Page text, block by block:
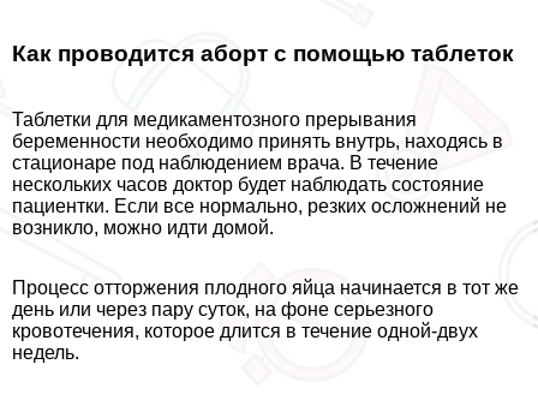
Как проводится aбopт с помощью таблеток
Таблетки для медикаментозного прерывания
беременности необходимо принять внутрь, находясь в
стационаре под наблюдением врача. В течение
нескольких часов доктор будет наблюдать состояние
пациентки. Если все нормально, резких осложнений не
возникло, можно идти домой.
Процесс отторжения плодного яйца начинается в тот же
день или через пару суток, на фоне серьезного
кровотечения, которое длится в течение одной-двух
недель.